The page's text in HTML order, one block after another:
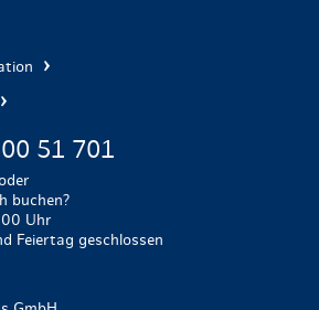
51 701
buchen?
Uhr
Feiertag geschlossen